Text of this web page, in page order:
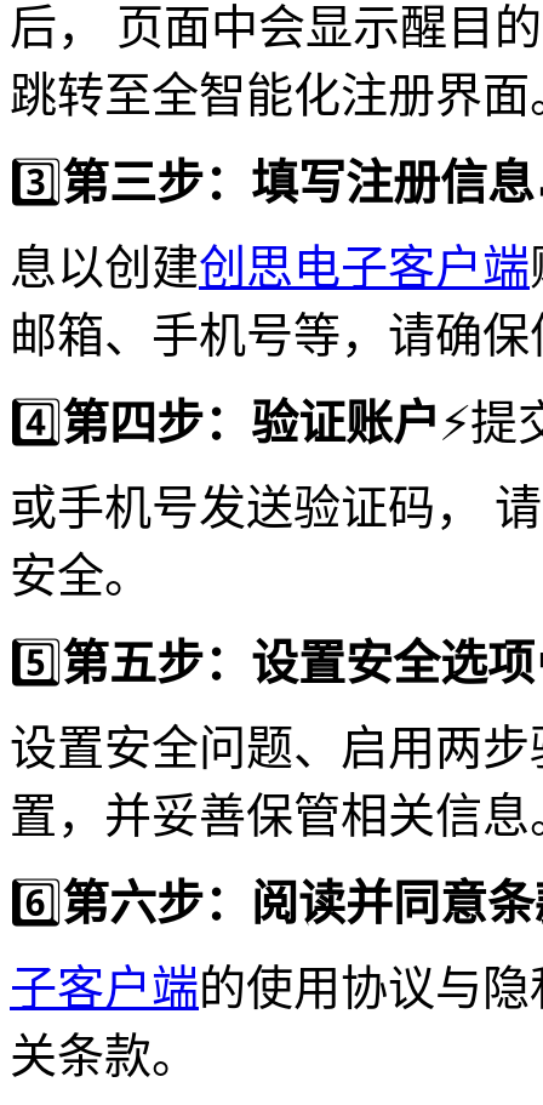
后， 页面中会显示醒目
跳转至全智能化注册界面
3️⃣第三步：填写注册信息
息以创建创思电子客户端
邮箱、手机号等，请确
4️⃣第四步：验证账户⚡️
或手机号发送验证码，
安全。
5️⃣第五步：设置安全选项
设置安全问题、启用两
置，并妥善保管相关信息
6️⃣第六步：阅读并同意
子客户端的使用协议与
关条款。